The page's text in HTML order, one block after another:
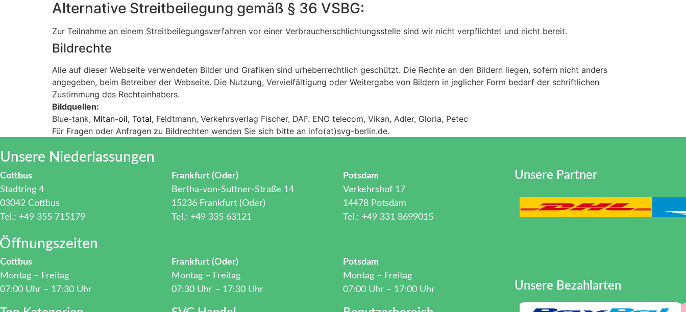
Alternative Streitbeilegung gemäß § 36 VSBG:
Zur Teilnahme an einem Streitbeilegungsverfahren vor einer Verbraucherschlichtungsstelle sind wir nicht verpflichtet und nicht bereit.
Bildrechte
Alle auf dieser Webseite verwendeten Bilder und Grafiken sind urheberrechtlich geschützt. Die Rechte an den Bildern liegen, sofern nicht anders
angegeben, beim Betreiber der Webseite. Die Nutzung, Vervielfältigung oder Weitergabe von Bildern in jeglicher Form bedarf der schriftlichen
Zustimmung des Rechteinhabers.
Bildquellen:
Blue-tank, Mitan-oil, Total, Feldtmann, Verkehrsverlag Fischer, DAF. ENO telecom, Vikan, Adler, Gloria, Petec
Für Fragen oder Anfragen zu Bildrechten wenden Sie sich bitte an info(at)svg-berlin.de.
Unsere Niederlassungen
Cottbus
Stadtring 4
03042 Cottbus
Tel.: +49 355 715179
Frankfurt (Oder)
Bertha-von-Suttner-Straße 14
15236 Frankfurt (Oder)
Tel.: +49 335 63121
Potsdam
Verkehrshof 17
14478 Potsdam
Tel.: +49 331 8699015
Unsere Partner
Öffnungszeiten
Cottbus
Montag – Freitag
07:00 Uhr – 17:30 Uhr
Frankfurt (Oder)
Montag – Freitag
07:30 Uhr – 17:30 Uhr
Potsdam
Montag – Freitag
07:00 Uhr – 17:00 Uhr
Unsere Bezahlarten